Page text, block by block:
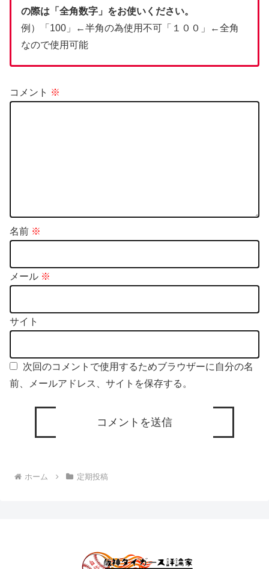
の際は「全角数字」をお使いください。
例）「100」←半角の為使用不可「１００」←全角
なので使用可能
コメント ※
名前 ※
メール ※
サイト
次回のコメントで使用するためブラウザーに自分の名
前、メールアドレス、サイトを保存する。
ホーム 定期投稿